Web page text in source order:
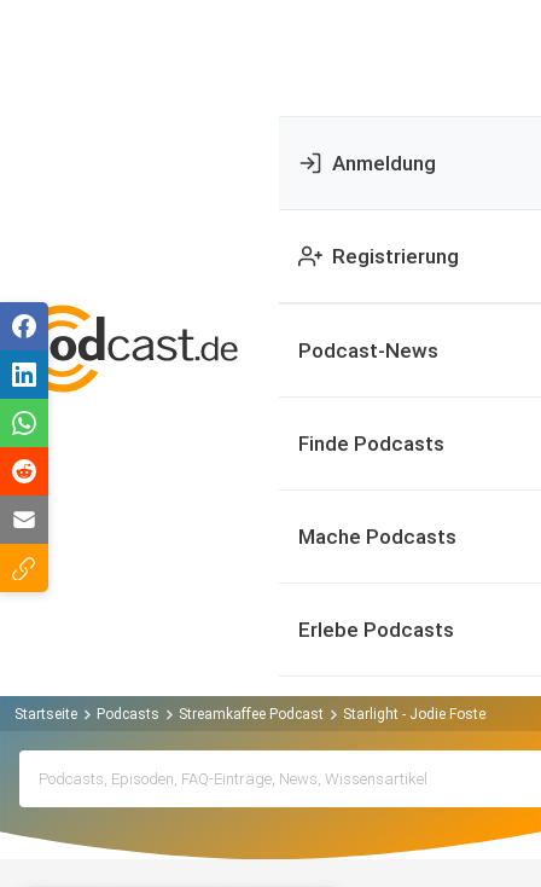
Anmeldung
Registrierung
Podcast-News
Finde Podcasts
Mache Podcasts
Erlebe Podcasts
Startseite Podcasts Streamkaffee Podcast Starlight - Jodie Foster